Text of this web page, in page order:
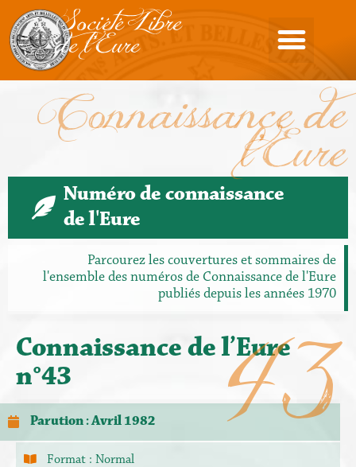
Société Libre
de l'Eure
Connaissance de
l'Eure
Numéro de connaissance
de l'Eure
Parcourez les couvertures et sommaires de
l'ensemble des numéros de Connaissance de l'Eure
publiés depuis les années 1970
Connaissance de l’Eure
n°43
Parution : Avril 1982 43
Format : Normal